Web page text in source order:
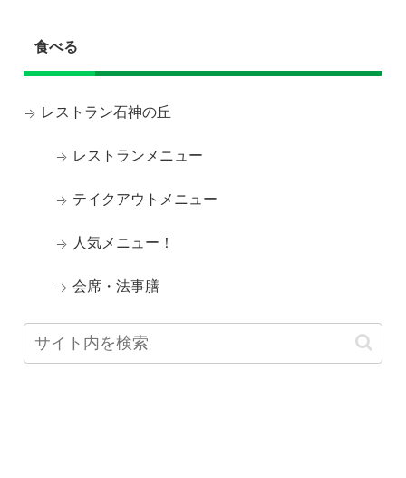
食べる
レストラン石神の丘
レストランメニュー
テイクアウトメニュー
人気メニュー！
会席・法事膳